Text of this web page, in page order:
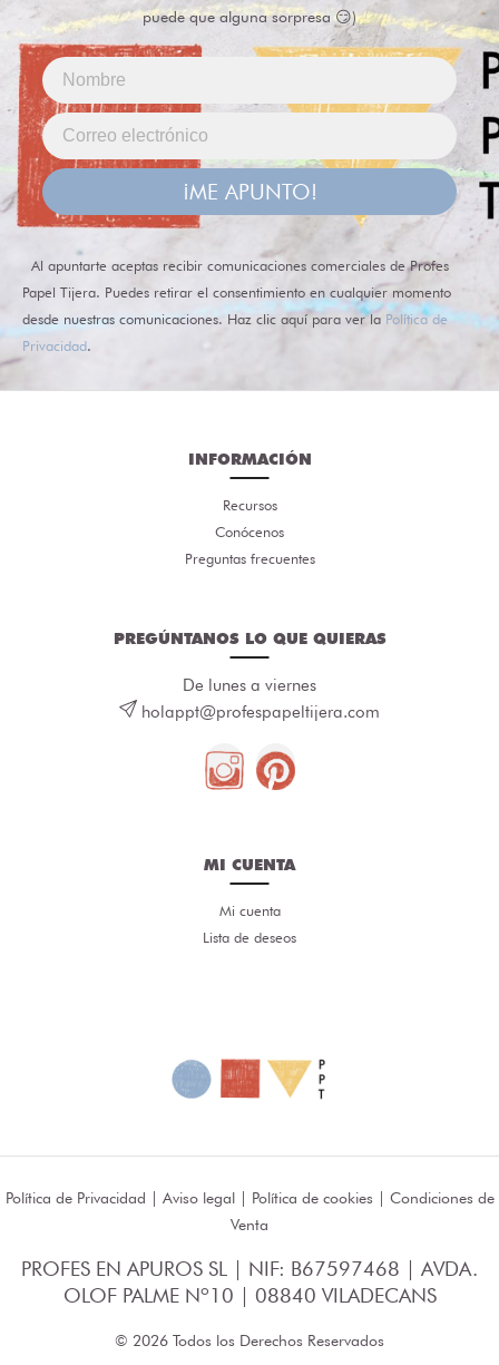
puede que alguna sorpresa 😏)
¡ME APUNTO!
Al apuntarte aceptas recibir comunicaciones comerciales de Profes
Papel Tijera. Puedes retirar el consentimiento en cualquier momento
desde nuestras comunicaciones. Haz clic aquí para ver la Política de
Privacidad.
INFORMACIÓN
Recursos
Conócenos
Preguntas frecuentes
PREGÚNTANOS LO QUE QUIERAS
De lunes a viernes
holappt@profespapeltijera.com
MI CUENTA
Mi cuenta
Lista de deseos
Política de Privacidad | Aviso legal| Política de cookies | Condiciones de
Venta
PROFES EN APUROS SL | NIF: B67597468 | AVDA.
OLOF PALME Nº10 | 08840 VILADECANS
© 2026 Todos los Derechos Reservados